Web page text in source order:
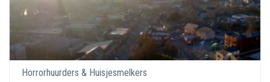
Horrorhuurders & Huisjesmelkers